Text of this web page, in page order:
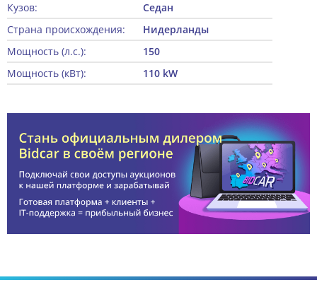
Кузов:
Седан
Страна происхождения:
Нидерланды
Мощность (л.с.):
150
Мощность (кВт):
110 kW